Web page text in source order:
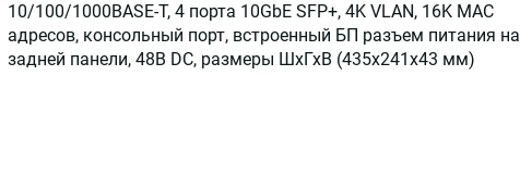
10/100/1000BASE-T, 4 порта 10GbE SFP+, 4K VLAN, 16K MAC
адресов, консольный порт, встроенный БП разъем питания на
задней панели, 48В DC, размеры ШхГхВ (435x241x43 мм)